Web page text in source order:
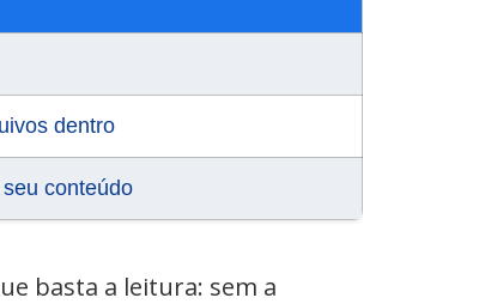
dentro
conteúdo
basta a leitura: sem a